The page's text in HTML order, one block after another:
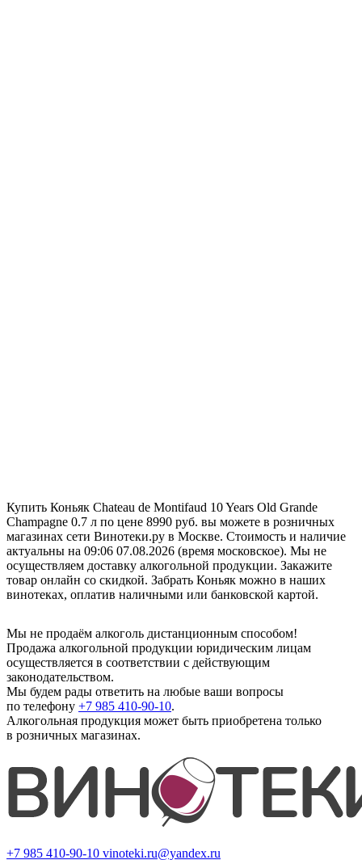
Купить Коньяк Chateau de Montifaud 10 Years Old Grande
Champagne 0.7 л по цене 8990 руб. вы можете в розничных
магазинах сети Винотеки.ру в Москве. Стоимость и наличие
актуальны на 09:06 07.08.2026 (время московское). Мы не
осуществляем доставку алкогольной продукции. Закажите
товар онлайн со скидкой. Забрать Коньяк можно в наших
винотеках, оплатив наличными или банковской картой.
Мы не продаём алкоголь дистанционным способом!
Продажа алкогольной продукции юридическим лицам
осуществляется в соответствии с действующим
законодательством.
Мы будем рады ответить на любые ваши вопросы
по телефону +7 985 410-90-10.
Алкогольная продукция может быть приобретена только
в розничных магазинах.
+7 985 410-90-10 vinoteki.ru@yandex.ru